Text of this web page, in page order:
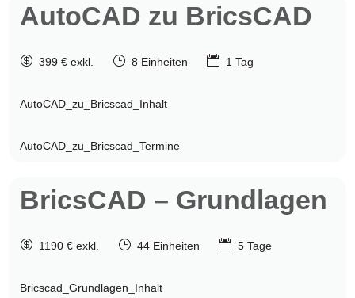
AutoCAD zu BricsCAD
399 € exkl. }8 Einheiten  1 Tag
AutoCAD_zu_Bricscad_Inhalt
AutoCAD_zu_Bricscad_Termine
BricsCAD – Grundlagen
1190 € exkl. }44 Einheiten  5 Tage
Bricscad_Grundlagen_Inhalt